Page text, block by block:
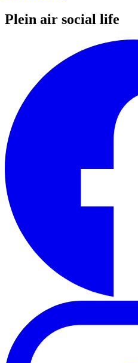
Plein air social life